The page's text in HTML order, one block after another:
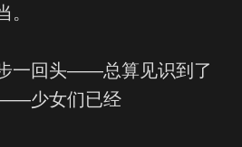
。
回头——总算见识到了
少女们已经